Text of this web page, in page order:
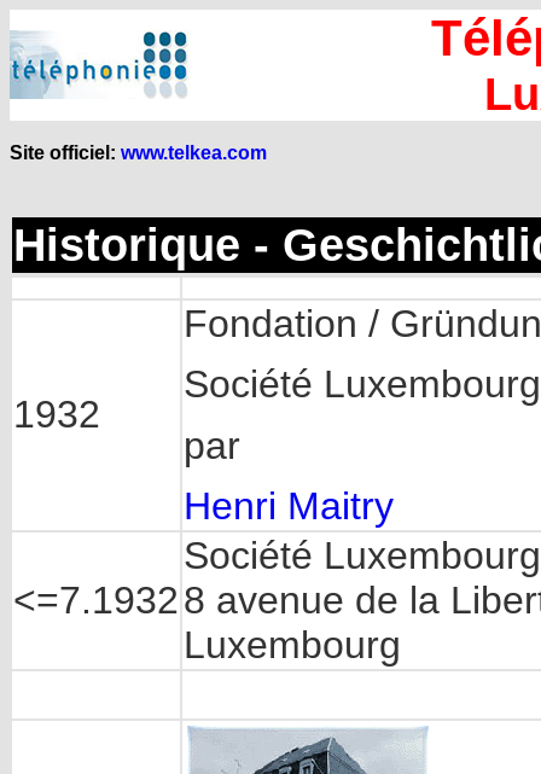
Site officiel: www.telkea.com
Historique -
1932
Fondation /
Société
par
Henri Maitry
<=7.1932
Société
8 avenue de la
Luxembourg